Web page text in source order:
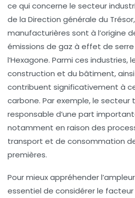
ce qui concerne le secteur
de la Direction générale du Trésor
manufacturières sont à l’origine
émissions de gaz à effet de serre
l’Hexagone. Parmi ces industries,
construction et du bâtiment, ainsi
contribuent significativement à
carbone. Par exemple, le secteur
responsable d’une part
notamment en raison des
transport et de consommation
premières.
Pour mieux appréhender
essentiel de considérer le facteur